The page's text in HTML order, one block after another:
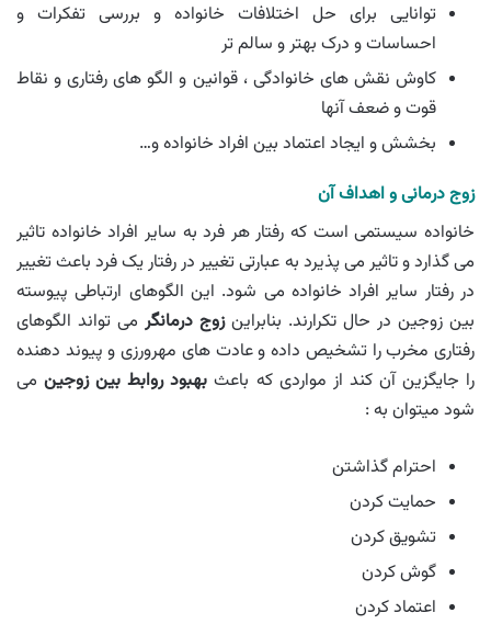
توانایی برای حل اختلافات خانواده و بررسی تفکرات و
احساسات و درک بهتر و سالم تر
کاوش نقش های خانوادگی ، قوانین و الگو های رفتاری و نقاط
قوت و ضعف آنها
بخشش و ایجاد اعتماد بین افراد خانواده و…
زوج درمانی و اهداف آن
خانواده سیستمی است که رفتار هر فرد به سایر افراد خانواده تاثیر
می گذارد و تاثیر می پذیرد به عبارتی تغییر در رفتار یک فرد باعث تغییر
در رفتار سایر افراد خانواده می شود. این الگوهای ارتباطی پیوسته
بین زوجین در حال تکرارند. بنابراینزوج درمانگر می تواند الگوهای
رفتاری مخرب را تشخیص داده و عادت های مهرورزی و پیوند دهنده
را جایگزین آن کند از مواردی که باعث بهبود روابط بین زوجینمی
شود میتوان به :
احترام گذاشتن
حمایت کردن
تشویق کردن
گوش کردن
اعتماد کردن